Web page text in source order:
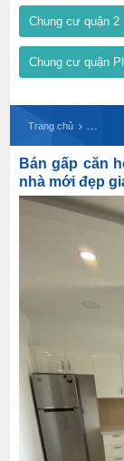
Chung cư quận 2
Chung cư quận
Trang chủ
Bán gấp căn
nhà mới đẹp